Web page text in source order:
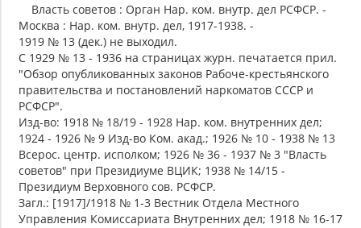
Власть советов : Орган Нар. ком. внутр. дел РСФСР. -
Москва : Нар. ком. внутр. дел, 1917-1938. -
1919 № 13 (дек.) не выходил.
С 1929 № 13 - 1936 на страницах журн. печатается прил.
"Обзор опубликованных законов Рабоче-крестьянского
правительства и постановлений наркоматов СССР и
РСФСР".
Изд-во: 1918 № 18/19 - 1928 Нар. ком. внутренних дел;
1924 - 1926 № 9 Изд-во Ком. акад.; 1926 № 10 - 1938 № 13
Всерос. центр. исполком; 1926 № 36 - 1937 № 3 "Власть
советов" при Президиуме ВЦИК; 1938 № 14/15 -
Президиум Верховного сов. РСФСР.
Загл.: [1917]/1918 № 1-3 Вестник Отдела Местного
Управления Комиссариата Внутренних дел; 1918 № 16-17